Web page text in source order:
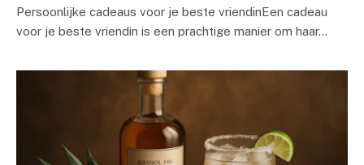
Persoonlijke cadeaus voor je beste vriendinEen cadeau
voor je beste vriendin is een prachtige manier om haar…